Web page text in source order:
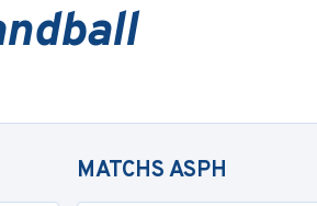
MATCHSASPH